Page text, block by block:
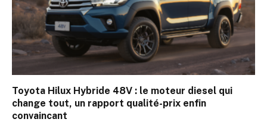
Toyota Hilux Hybride 48V : le moteur diesel qui
change tout, un rapport qualité-prix enfin
convaincant